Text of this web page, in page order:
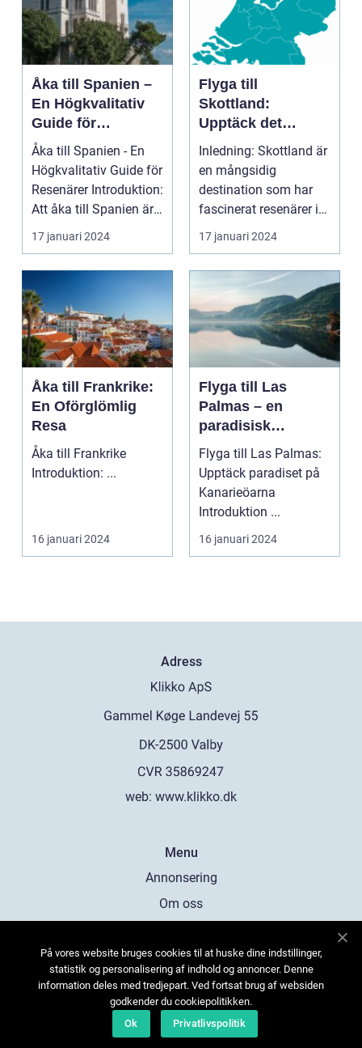
Åka till Spanien –
En Högkvalitativ
Guide för
Resenärer
Åka till Spanien - En
Högkvalitativ Guide för
Resenärer Introduktion:
Att åka till Spanien är
en dr...
17 januari 2024
Flyga till
Skottland:
Upptäck det
Fascinerande
Landet
Inledning: Skottland är
en mångsidig
destination som har
fascinerat resenärer i
århundraden. Med
sin...
17 januari 2024
Åka till Frankrike:
En Oförglömlig
Resa
Åka till Frankrike
Introduktion: ...
16 januari 2024
Flyga till Las
Palmas – en
paradisisk
destination
Flyga till Las Palmas:
Upptäck paradiset på
Kanarieöarna
Introduktion ...
16 januari 2024
Adress
web: www.klikko.dk
Menu
Annonsering
Om oss
Kontakta oss
Sitemap
På vores website bruges cookies til at huske dine indstillinger,
statistik og personalisering af indhold og annoncer. Denne
information deles med tredjepart. Ved fortsat brug af websiden
godkender du cookiepolitikken.
Ok
Privatlivspolitik